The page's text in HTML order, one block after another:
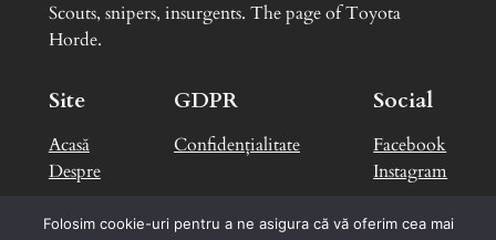
Scouts, snipers, insurgents. The page of Toyota
Horde.
Site
Acasă
Despre
GDPR
Confidențialitate
Social
Facebook
Instagram
Folosim cookie-uri pentru a ne asigura că vă oferim cea mai